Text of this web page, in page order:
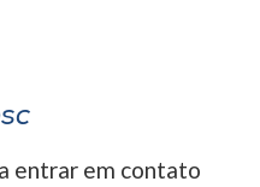
entrar em contato